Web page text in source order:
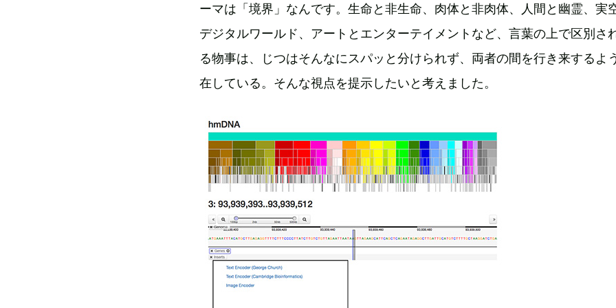
ーマは「境界」なんです。生命と非生命、肉体と非肉体、人間と幽霊、実
デジタルワールド、アートとエンターテイメントなど、言葉の上で区別さ
る物事は、じつはそんなにスパッと分けられず、両者の間を行き来するよ
在している。そんな視点を提示したいと考えました。